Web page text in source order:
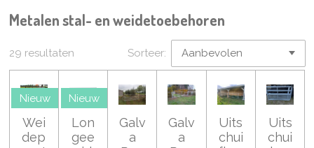
Metalen stal- en weidetoebehoren
29 resultaten Sorteer:
Nieuw
Wei
dep
Nieuw
Lon
gee
Galv
a
Galv
a
Uits
chui
Uits
chui